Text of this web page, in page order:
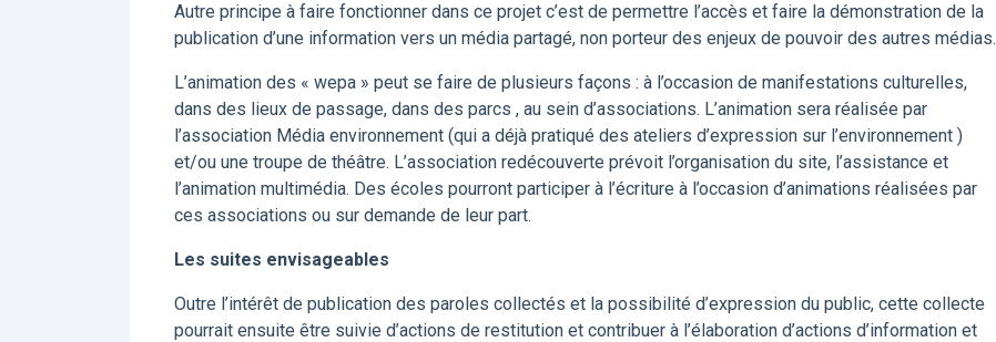
Autre principe à faire fonctionner dans ce projet c’est de permettre l’accès et faire la démonstration de la
publication d’une information vers un média partagé, non porteur des enjeux de pouvoir des autres médias.
L’animation des « wepa » peut se faire de plusieurs façons : à l’occasion de manifestations culturelles,
dans des lieux de passage, dans des parcs , au sein d’associations. L’animation sera réalisée par
l’association Média environnement (qui a déjà pratiqué des ateliers d’expression sur l’environnement )
et/ou une troupe de théâtre. L’association redécouverte prévoit l’organisation du site, l’assistance et
l’animation multimédia. Des écoles pourront participer à l’écriture à l’occasion d’animations réalisées par
ces associations ou sur demande de leur part.
Les suites envisageables
Outre l’intérêt de publication des paroles collectés et la possibilité d’expression du public, cette collecte
pourrait ensuite être suivie d’actions de restitution et contribuer à l’élaboration d’actions d’information et